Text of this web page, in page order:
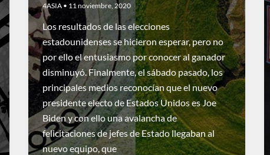
4ASIA • 11 noviembre, 2020
Los resultados de las elecciones
estadounidenses se hicieron esperar, pero no
por ello el entusiasmo por conocer al ganador
disminuyó. Finalmente, el sábado pasado, los
principales medios reconocían que el nuevo
presidente electo de Estados Unidos es Joe
Biden y con ello una avalancha de
felicitaciones de jefes de Estado llegaban al
nuevo equipo, que